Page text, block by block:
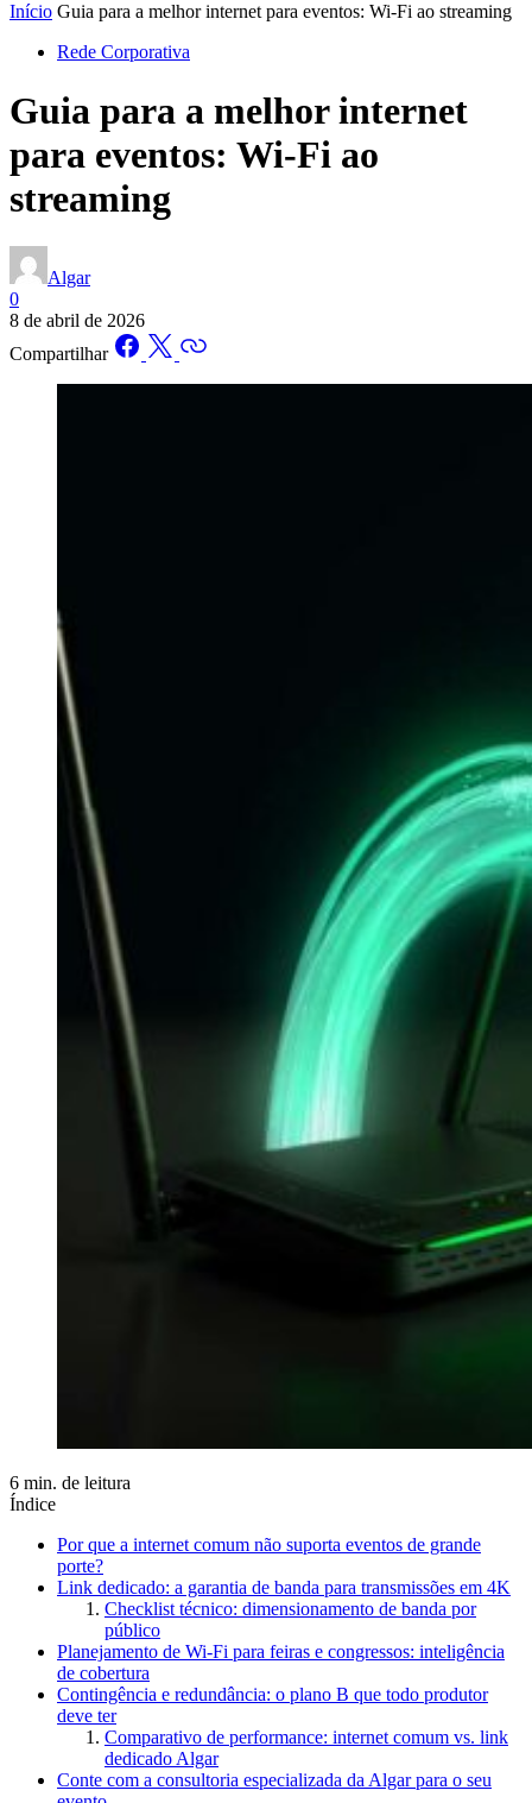
Início Guia para a melhor internet para eventos: Wi-Fi ao streaming
Rede Corporativa
Guia para a melhor internet
para eventos: Wi-Fi ao
streaming
Algar
0
8 de abril de 2026
Compartilhar
6 min. de leitura
Índice
Por que a internet comum não suporta eventos de grande
porte?
Link dedicado: a garantia de banda para transmissões em 4K
Checklist técnico: dimensionamento de banda por
público
Planejamento de Wi-Fi para feiras e congressos: inteligência
de cobertura
Contingência e redundância: o plano B que todo produtor
deve ter
Comparativo de performance: internet comum vs. link
dedicado Algar
Conte com a consultoria especializada da Algar para o seu